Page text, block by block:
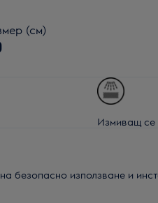
(см)
Измиващ се
безопасно използване и